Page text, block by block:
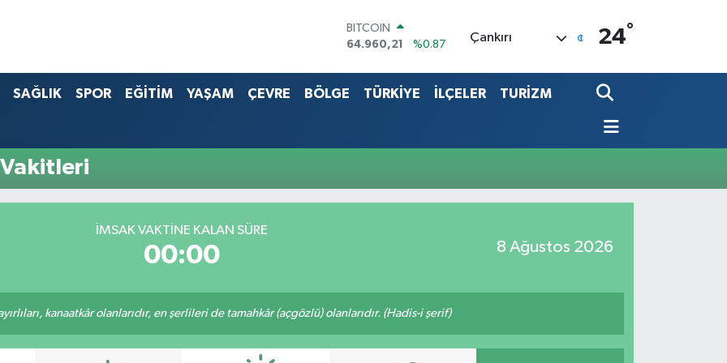
BITCOIN
64.960,21
%0.87
EURO
BİST100
Çankırı 24°
SAĞLIK SPOR EĞİTİM YAŞAM ÇEVRE BÖLGE TÜRKİYE İLÇELER TURİZM
İMSAK VAKTİNE KALAN SÜRE
00:00 8 Ağustos 2026
kanaatkâr olanlarıdır, en şerlileri de tamahkâr (açgözlü) olanlarıdır. (Hadis-i şerif)